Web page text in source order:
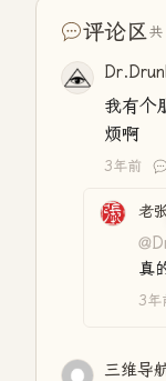
评论区
我有个
烦啊
3年前
老
真
3年
三维导